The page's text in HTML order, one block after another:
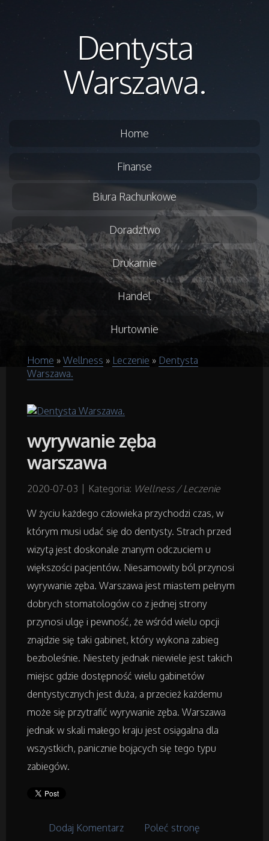
Dentysta
Warszawa.
Home
Finanse
Biura Rachunkowe
Doradztwo
Drukarnie
Handel
Hurtownie
Kredyty, Leasing
Projektowanie
Remonty, Elektryk, Hydraulik
Materiały Budowlane
Działki
Drzwi i Okna
Nieruchomości, Działki
Domy, Mieszkania
Home » Wellness » Leczenie » Dentysta
Warszawa.
wyrywanie zęba
warszawa
2020-07-03 | Kategoria: Wellness / Leczenie
W życiu każdego człowieka przychodzi czas, w
którym musi udać się do dentysty. Strach przed
wizytą jest doskonale znanym odczuciem u
większości pacjentów. Niesamowity ból przynosi
wyrywanie zęba. Warszawa jest miastem pełnym
dobrych stomatologów co z jednej strony
przynosi ulgę i pewność, że wśród wielu opcji
znajdzie się taki gabinet, który wykona zabieg
bezboleśnie. Niestety jednak niewiele jest takich
miejsc gdzie dostępność wielu gabinetów
dentystycznych jest duża, a przecież każdemu
może się przytrafić wyrywanie zęba. Warszawa
jednak w skali małego kraju jest osiągalna dla
wszystkich, panicznie bojących się tego typu
zabiegów.
Dodaj Komentarz Poleć stronę